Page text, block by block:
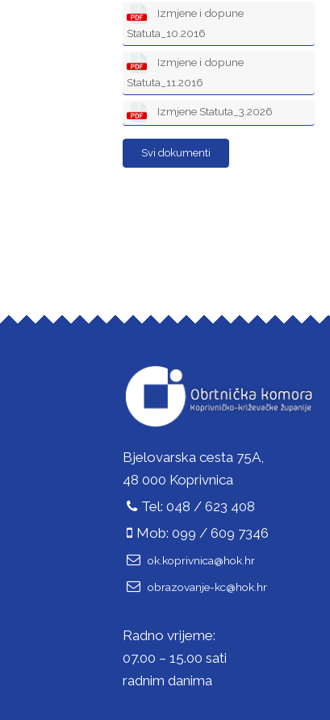
Izmjene i dopune
Statuta_10.2016
Izmjene i dopune
Statuta_11.2016
Izmjene Statuta_3.2026
Svi dokumenti
Bjelovarska cesta 75A,
48 000 Koprivnica
Tel: 048 / 623 408
Mob: 099 / 609 7346
ok.koprivnica@hok.hr
obrazovanje-kc@hok.hr
Radno vrijeme:
07.00 – 15.00 sati
radnim danima